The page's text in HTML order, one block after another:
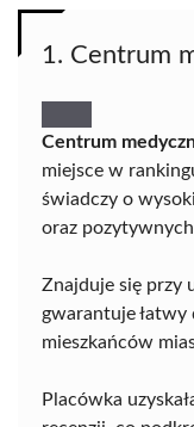
1. Centrum
Centrum
miejsce w
świadczy o
oraz
Znajduje się przy
gwarantuje łatwy
mieszkańców
Placówka